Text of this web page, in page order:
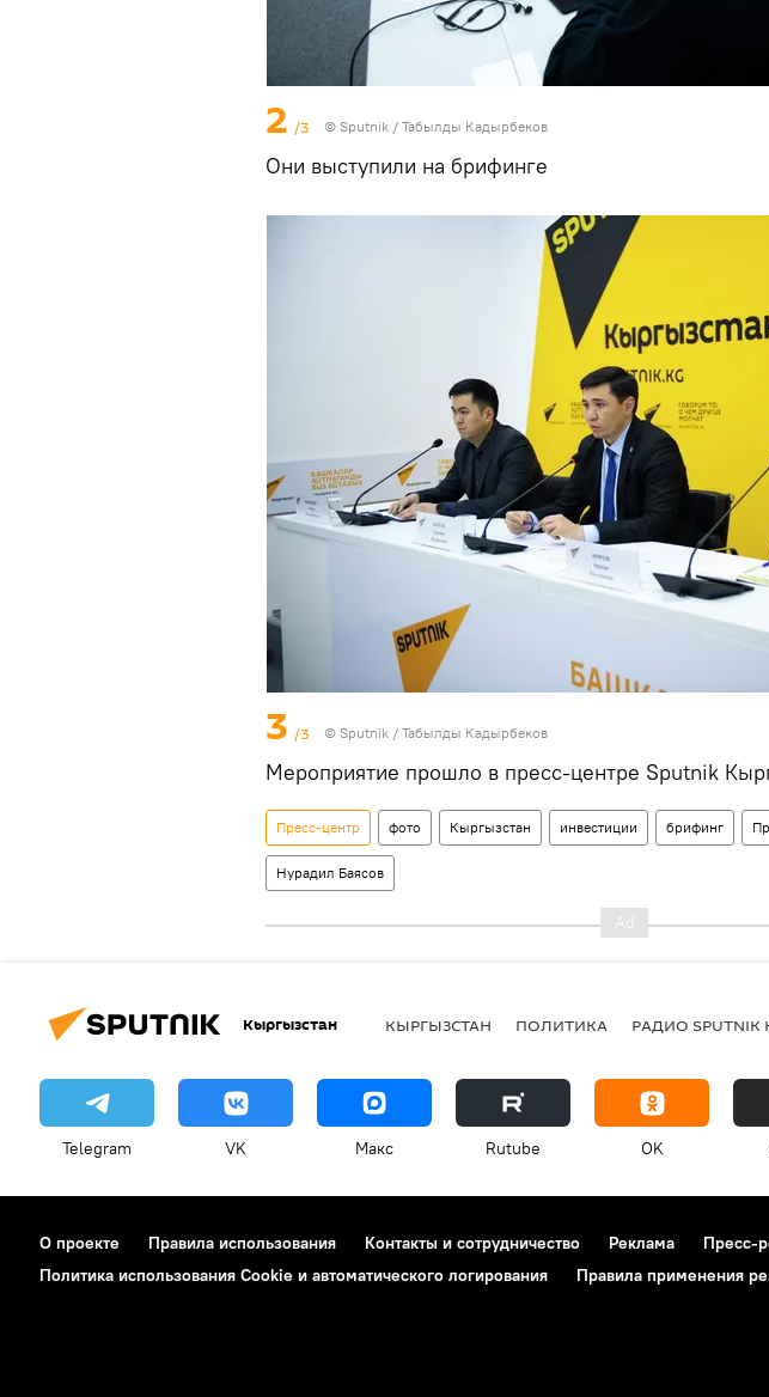
2 /3 © Sputnik / Табылды Кадырбеков
Они выступили на брифинге
3 /3 © Sputnik / Табылды Кадырбеков
Мероприятие прошло в пресс-центре Sputnik
Пресс-центр фото Кыргызстан инвестиции брифинг
Нурадил Баясов
Кыргызстан КЫРГЫЗСТАН ПОЛИТИКА РАДИО
Telegram VK Макс Rutube OK
О проекте Правила использования Контакты и сотрудничество Реклама Пресс-
Политика использования Cookie и автоматического логирования
Правила применения